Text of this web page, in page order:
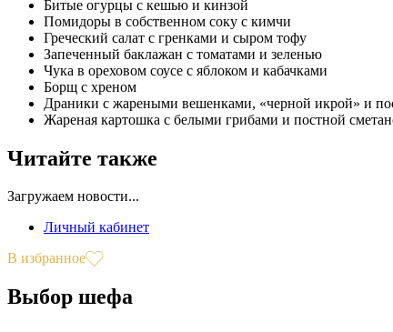
Битые огурцы с кешью и кинзой
Помидоры в собственном соку с кимчи
Греческий салат с гренками и сыром тофу
Запеченный баклажан с томатами и зеленью
Чука в ореховом соусе с яблоком и кабачками
Борщ с хреном
Драники с жареными вешенками, «черной икрой» и
Жареная картошка с белыми грибами и постной
Читайте также
Загружаем новости...
Личный кабинет
В избранное
Выбор шефа